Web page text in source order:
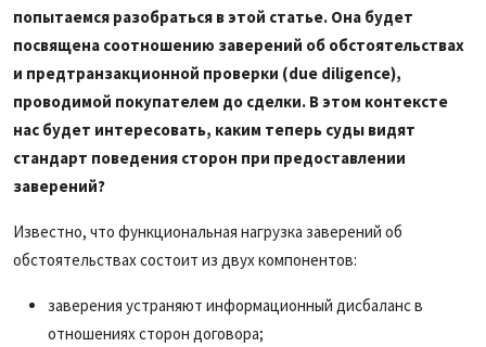
попытаемся разобраться в этой статье. Она будет
посвящена соотношению заверений об обстоятельствах
и предтранзакционной проверки (due diligence),
проводимой покупателем до сделки. В этом контексте
нас будет интересовать, каким теперь суды видят
стандарт поведения сторон при предоставлении
заверений?
Известно, что функциональная нагрузка заверений об
обстоятельствах состоит из двух компонентов:
заверения устраняют информационный дисбаланс в
отношениях сторон договора;